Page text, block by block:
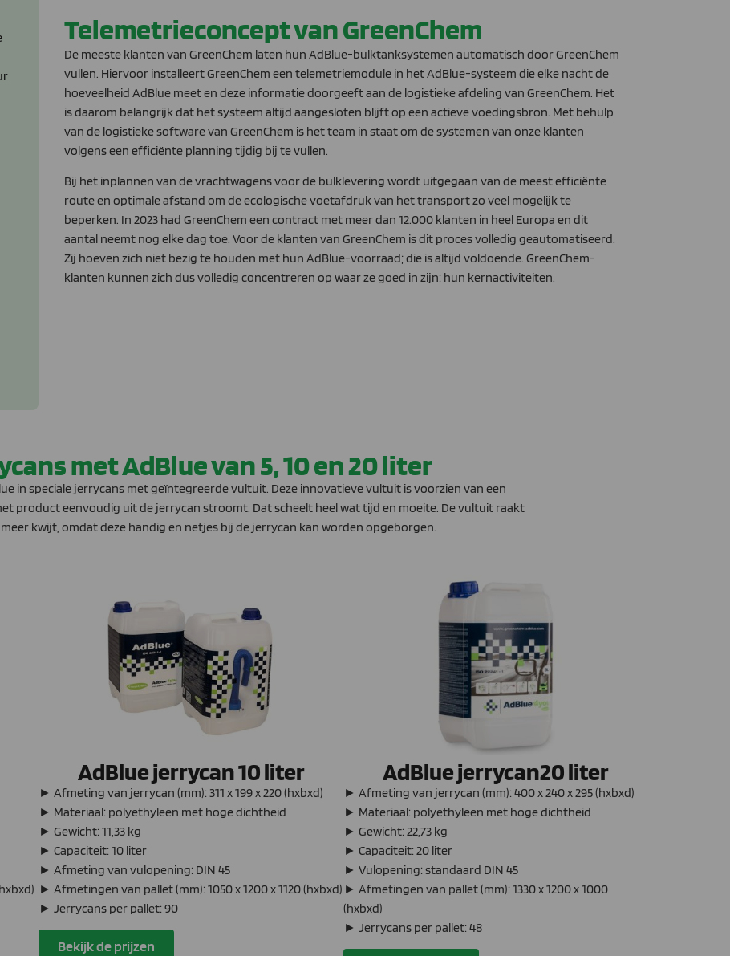
Telemetrieconcept van GreenChem
De meeste klanten van GreenChem laten hun AdBlue-bulktanksystemen automatisch door GreenChem
vullen. Hiervoor installeert GreenChem een telemetriemodule in het AdBlue-systeem die elke nacht de
hoeveelheid AdBlue meet en deze informatie doorgeeft aan de logistieke afdeling van GreenChem. Het
is daarom belangrijk dat het systeem altijd aangesloten blijft op een actieve voedingsbron. Met behulp
van de logistieke software van GreenChem is het team in staat om de systemen van onze klanten
volgens een efficiënte planning tijdig bij te vullen.
Bij het inplannen van de vrachtwagens voor de bulklevering wordt uitgegaan van de meest efficiënte
route en optimale afstand om de ecologische voetafdruk van het transport zo veel mogelijk te
beperken. In 2023 had GreenChem een contract met meer dan 12.000 klanten in heel Europa en dit
aantal neemt nog elke dag toe. Voor de klanten van GreenChem is dit proces volledig geautomatiseerd.
Zij hoeven zich niet bezig te houden met hun AdBlue-voorraad; die is altijd voldoende. GreenChem-
klanten kunnen zich dus volledig concentreren op waar ze goed in zijn: hun kernactiviteiten.
met AdBlue van 5, 10 en 20 liter
in speciale jerrycans met geïntegreerde vultuit. Deze innovatieve vultuit is voorzien van een
product eenvoudig uit de jerrycan stroomt. Dat scheelt heel wat tijd en moeite. De vultuit raakt
kwijt, omdat deze handig en netjes bij de jerrycan kan worden opgeborgen.
AdBlue jerrycan 10 liter
► Afmeting van jerrycan (mm): 311 x 199 x 220 (hxbxd)
► Materiaal: polyethyleen met hoge dichtheid
► Gewicht: 11,33 kg
► Capaciteit: 10 liter
► Afmeting van vulopening: DIN 45
► Afmetingen van pallet (mm): 1050 x 1200 x 1120 (hxbxd)
► Jerrycans per pallet: 90
Bekijk de prijzen
AdBlue jerrycan20 liter
► Afmeting van jerrycan (mm): 400 x 240 x 295 (hxbxd)
► Materiaal: polyethyleen met hoge dichtheid
► Gewicht: 22,73 kg
► Capaciteit: 20 liter
► Vulopening: standaard DIN 45
► Afmetingen van pallet (mm): 1330 x 1200 x 1000
(hxbxd)
► Jerrycans per pallet: 48